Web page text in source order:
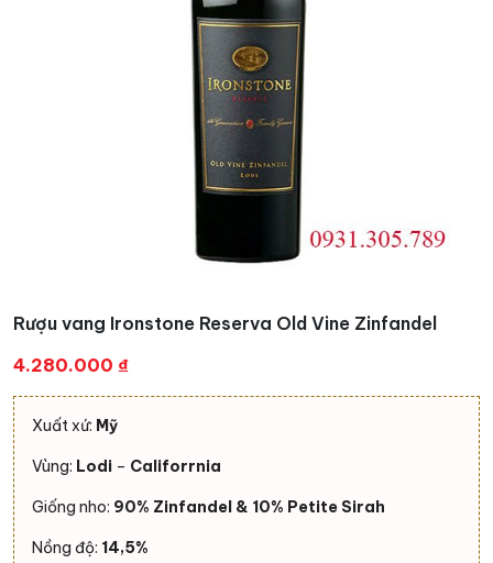
Rượu vang Ironstone Reserva Old Vine Zinfandel
4.280.000 ₫
Xuất xứ: Mỹ
Vùng: Lodi – Califorrnia
Giống nho: 90% Zinfandel & 10% Petite Sirah
Nồng độ: 14,5%